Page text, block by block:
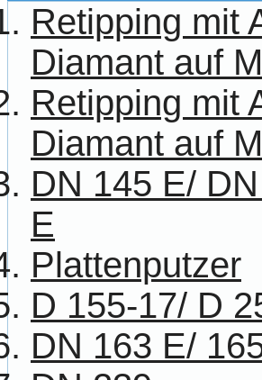
Retipping mit
Diamant auf
Retipping mit
Diamant auf
DN 145 E/
E
Plattenputzer
D 155-17/ D
DN 163 E/